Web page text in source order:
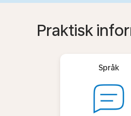
Praktisk
Språk